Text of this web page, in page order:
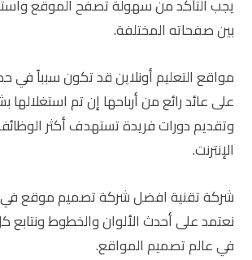
يجب التأكد من سهولة تصفح الموقع
بين صفحاته المختلفة.
مواقع التعليم أونلاين قد تكون سبباً في
على عائد رائع من أرباحها إن تم
وتقديم دورات فريدة تستهدف أكثر
الإنترنت.
شركة تقنية افضل شركة تصميم موقع في
نعتمد على أحدث الألوان والخطوط
في عالم تصميم المواقع.